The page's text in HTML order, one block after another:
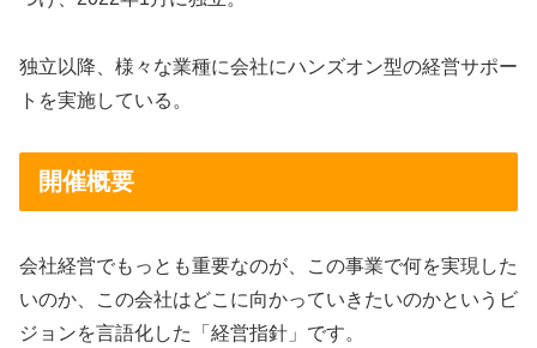
独立以降、様々な業種に会社にハンズオン型の経営サポー
トを実施している。
開催概要
会社経営でもっとも重要なのが、この事業で何を実現した
いのか、この会社はどこに向かっていきたいのかというビ
ジョンを言語化した「経営指針」です。